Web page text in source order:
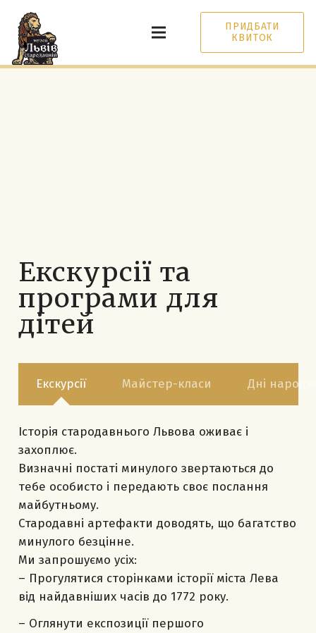
ПРИДБАТИ
КВИТОК
Екскурсії та
програми для
дітей
Екскурсії Майстер-класи Дні
Історія стародавнього Львова оживає і
захоплює.
Визначні постаті минулого звертаються до
тебе особисто і передають своє послання
майбутньому.
Стародавні артефакти доводять, що багатство
минулого безцінне.
Ми запрошуємо усіх:
– Прогулятися сторінками історії міста Лева
від найдавніших часів до 1772 року.
– Оглянути експозиції першого